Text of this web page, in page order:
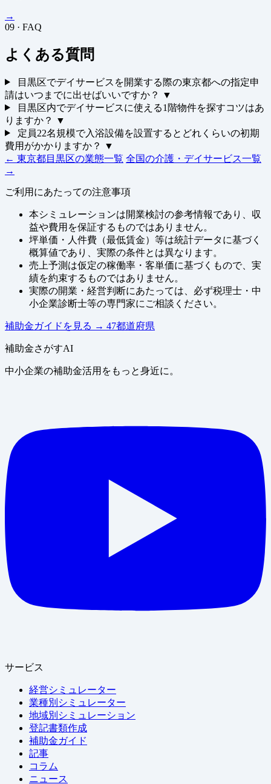
→
09 · FAQ
よくある質問
目黒区でデイサービスを開業する際の東京都への指定申
請はいつまでに出せばいいですか？
▼
目黒区内でデイサービスに使える1階物件を探すコツはあ
りますか？
▼
定員22名規模で入浴設備を設置するとどれくらいの初期
費用がかかりますか？
▼
← 東京都目黒区の業態一覧 全国の介護・デイサービス一覧
→
ご利用にあたっての注意事項
本シミュレーションは開業検討の参考情報であり、収
益や費用を保証するものではありません。
坪単価・人件費（最低賃金）等は統計データに基づく
概算値であり、実際の条件とは異なります。
売上予測は仮定の稼働率・客単価に基づくもので、実
績を約束するものではありません。
実際の開業・経営判断にあたっては、必ず税理士・中
小企業診断士等の専門家にご相談ください。
補助金ガイドを見る → 47都道府県
補助金さがすAI
中小企業の補助金活用をもっと身近に。
サービス
経営シミュレーター
業種別シミュレーター
地域別シミュレーション
登記書類作成
補助金ガイド
記事
コラム
ニュース